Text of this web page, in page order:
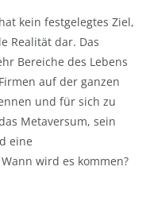
kein festgelegtes Ziel,
Realität dar. Das
Bereiche des Lebens
auf der ganzen
und für sich zu
Metaversum, sein
eine
wird es kommen?